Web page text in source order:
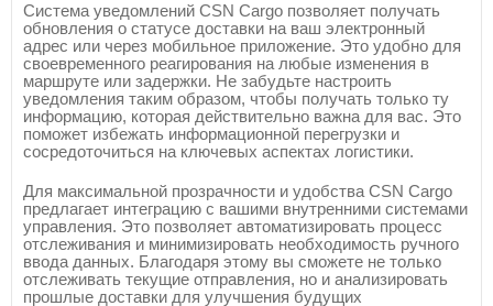
Система уведомлений CSN Cargo позволяет получать
обновления о статусе доставки на ваш электронный
адрес или через мобильное приложение. Это удобно для
своевременного реагирования на любые изменения в
маршруте или задержки. Не забудьте настроить
уведомления таким образом, чтобы получать только ту
информацию, которая действительно важна для вас. Это
поможет избежать информационной перегрузки и
сосредоточиться на ключевых аспектах логистики.
Для максимальной прозрачности и удобства CSN Cargo
предлагает интеграцию с вашими внутренними системами
управления. Это позволяет автоматизировать процесс
отслеживания и минимизировать необходимость ручного
ввода данных. Благодаря этому вы сможете не только
отслеживать текущие отправления, но и анализировать
прошлые доставки для улучшения будущих